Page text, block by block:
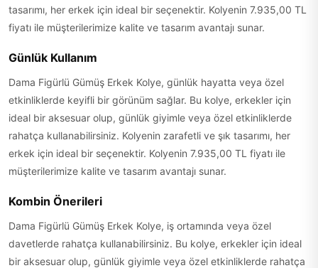
tasarımı, her erkek için ideal bir seçenektir. Kolyenin 7.935,00 TL
fiyatı ile müşterilerimize kalite ve tasarım avantajı sunar.
Günlük Kullanım
Dama Figürlü Gümüş Erkek Kolye, günlük hayatta veya özel
etkinliklerde keyifli bir görünüm sağlar. Bu kolye, erkekler için
ideal bir aksesuar olup, günlük giyimle veya özel etkinliklerde
rahatça kullanabilirsiniz. Kolyenin zarafetli ve şık tasarımı, her
erkek için ideal bir seçenektir. Kolyenin 7.935,00 TL fiyatı ile
müşterilerimize kalite ve tasarım avantajı sunar.
Kombin Önerileri
Dama Figürlü Gümüş Erkek Kolye, iş ortamında veya özel
davetlerde rahatça kullanabilirsiniz. Bu kolye, erkekler için ideal
bir aksesuar olup, günlük giyimle veya özel etkinliklerde rahatça